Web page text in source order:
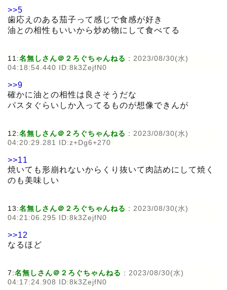
>>5
歯応えのある茄子って感じで食感が好き
油との相性もいいから炒め物にして食べてる
11:名無しさん＠２ろぐちゃんねる : 2023/08/30(水)
04:18:54.440 ID:8k3ZejfN0
>>9
確かに油との相性は良さそうだな
パスタぐらいしか入ってるものが想像できんが
12:名無しさん＠２ろぐちゃんねる : 2023/08/30(水)
04:20:29.281 ID:z+Dg6+270
>>11
焼いても形崩れないからくり抜いて肉詰めにして焼く
のも美味しい
13:名無しさん＠２ろぐちゃんねる : 2023/08/30(水)
04:21:06.295 ID:8k3ZejfN0
>>12
なるほど
7:名無しさん＠２ろぐちゃんねる : 2023/08/30(水)
04:17:24.908 ID:8k3ZejfN0